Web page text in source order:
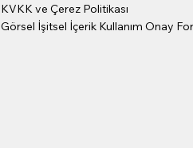
KVKK ve Çerez Politikası
Görsel İşitsel İçerik Kullanım Onay